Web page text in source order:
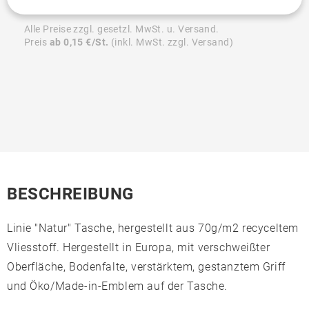
Alle Preise zzgl. gesetzl. MwSt. u. Versand.
Preis ab 0,15 €/St. (inkl. MwSt. zzgl. Versand)
BESCHREIBUNG
Linie "Natur" Tasche, hergestellt aus 70g/m2 recyceltem
Vliesstoff. Hergestellt in Europa, mit verschweißter
Oberfläche, Bodenfalte, verstärktem, gestanztem Griff
und Öko/Made-in-Emblem auf der Tasche.